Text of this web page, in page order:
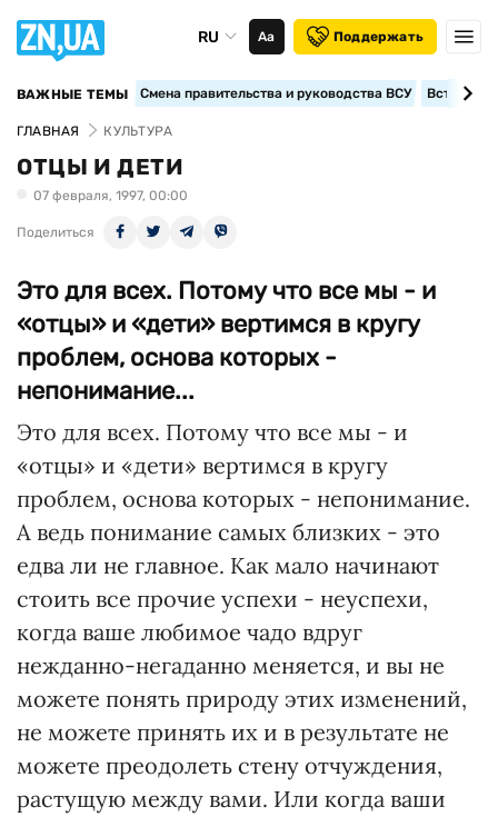
RU Аа Поддержать
ВАЖНЫЕ ТЕМЫ Смена правительства и руководства ВСУ
ГЛАВНАЯ КУЛЬТУРА
ОТЦЫ И ДЕТИ
07 февраля, 1997, 00:00
Поделиться
Это для всех. Потому что все мы - и
«отцы» и «дети» вертимся в кругу
проблем, основа которых -
непонимание...
Это для всех. Потому что все мы - и
«отцы» и «дети» вертимся в кругу
проблем, основа которых - непонимание.
А ведь понимание самых близких - это
едва ли не главное. Как мало начинают
стоить все прочие успехи - неуспехи,
когда ваше любимое чадо вдруг
нежданно-негаданно меняется, и вы не
можете понять природу этих изменений,
не можете принять их и в результате не
можете преодолеть стену отчуждения,
растущую между вами. Или когда ваши